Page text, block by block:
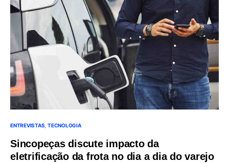
ENTREVISTAS TECNOLOGIA
Sincopeças discute impacto da
eletrificação da frota no dia a dia do varejo